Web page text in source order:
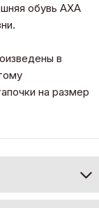
обувь АХА
в
на размер